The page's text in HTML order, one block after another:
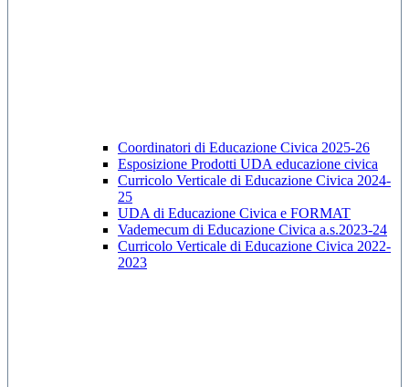
Coordinatori di Educazione Civica 2025-26
Esposizione Prodotti UDA educazione civica
Curricolo Verticale di Educazione Civica 2024-
25
UDA di Educazione Civica e FORMAT
Vademecum di Educazione Civica a.s.2023-24
Curricolo Verticale di Educazione Civica 2022-
2023